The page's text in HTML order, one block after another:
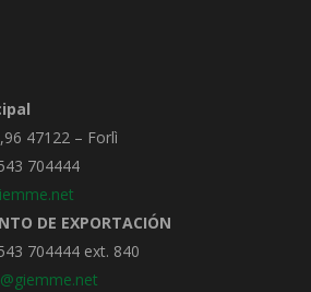
47122 – Forlì
704444
DE EXPORTACIÓN
704444 ext. 840